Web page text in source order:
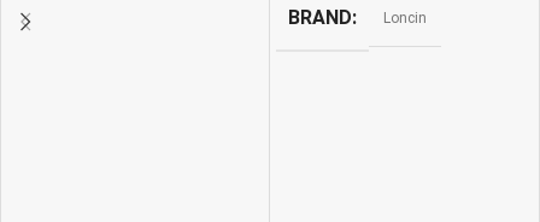
BRAND Loncin